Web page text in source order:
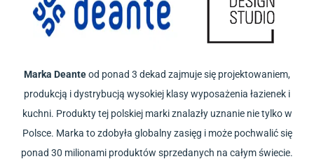
Marka Deanteod ponad 3 dekad zajmuje się projektowaniem,
produkcją i dystrybucją wysokiej klasy wyposażenia łazienek i
kuchni. Produkty tej polskiej marki znalazły uznanie nie tylko w
Polsce. Marka to zdobyła globalny zasięg i może pochwalić się
ponad 30 milionami produktów sprzedanych na całym świecie.